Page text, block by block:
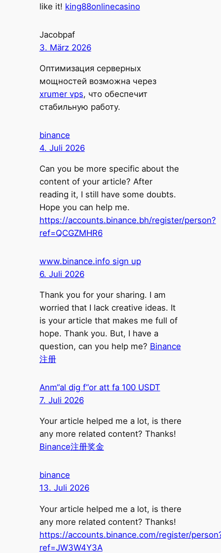
like it! king88onlinecasino
Jacobpaf
3. März 2026
Оптимизация серверных
мощностей возможна через
xrumer vps, что обеспечит
стабильную работу.
binance
4. Juli 2026
Can you be more specific about the
content of your article? After
reading it, I still have some doubts.
Hope you can help me.
https://accounts.binance.bh/register/person?
ref=QCGZMHR6
www.binance.info sign up
6. Juli 2026
Thank you for your sharing. I am
worried that I lack creative ideas. It
is your article that makes me full of
hope. Thank you. But, I have a
question, can you help me? Binance
注册
Anm“al dig f“or att fa 100 USDT
7. Juli 2026
Your article helped me a lot, is there
any more related content? Thanks!
Binance注册奖金
binance
13. Juli 2026
Your article helped me a lot, is there
any more related content? Thanks!
https://accounts.binance.com/register/
ref=JW3W4Y3A